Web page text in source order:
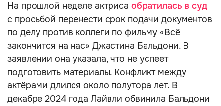
На прошлой неделе актриса обратилась в суд
с просьбой перенести срок подачи документов
по делу против коллеги по фильму «Всё
закончится на нас» Джастина Бальдони. В
заявлении она указала, что не успеет
подготовить материалы. Конфликт между
актёрами длился около полутора лет. В
декабре 2024 года Лайвли обвинила Бальдони